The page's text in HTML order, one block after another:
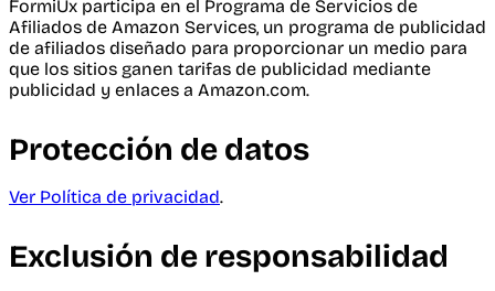
FormiUx participa en el Programa de Servicios de
Afiliados de Amazon Services, un programa de publicidad
de afiliados diseñado para proporcionar un medio para
que los sitios ganen tarifas de publicidad mediante
publicidad y enlaces a Amazon.com.
Protección de datos
Ver Política de privacidad.
Exclusión de responsabilidad